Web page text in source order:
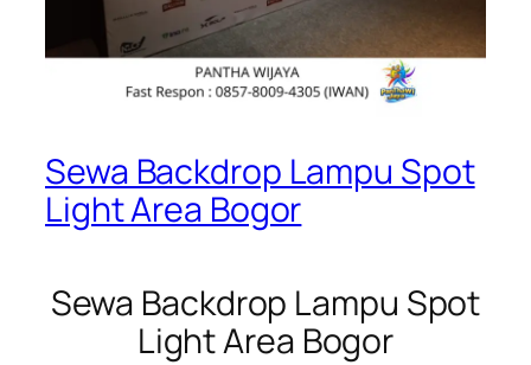
Sewa Backdrop Lampu Spot
Light Area Bogor
Sewa Backdrop Lampu Spot
Light Area Bogor